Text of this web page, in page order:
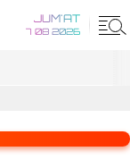
JUM'AT
7 08 2026